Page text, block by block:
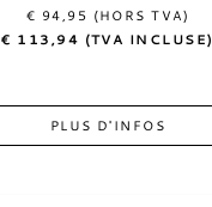
€ 94,95 (HORS TVA)
€ 113,94 (TVA INCLUSE)
PLUS D'INFOS